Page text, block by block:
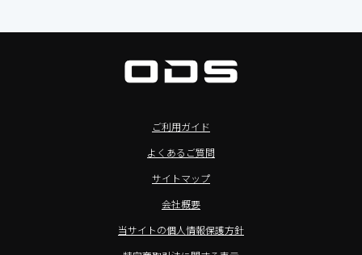
デジタルホワイトボード／電子黒板
BIAMP ／ Apart Audio（バイアンプ）
SpeakerCraft（スピーカークラフト）
AURORA（オーロラ）
>NFCタブレット
>Windowsタブレット
オーディーエスが選ばれる理由
Windows IoT Enterprise LTSC
TA2C-DR9シリーズ_オリジナル機能
TA2C-CS8_カスタマイズメニュー
ご利用ガイド
よくあるご質問
サイトマップ
会社概要
当サイトの個人情報保護方針